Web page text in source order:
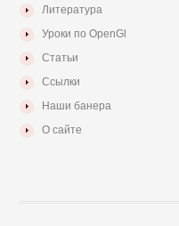
Литература
Уроки по OpenGl
Статьи
Ссылки
Наши банера
О сайте